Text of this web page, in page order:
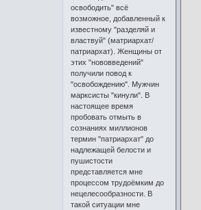
освободить" всё
возможное, добавленный к
известному "разделяй и
властвуй" (матриархат/
патриархат). Женщины от
этих "нововведений"
получили повод к
"освобождению". Мужчин
марксисты "кинули". В
настоящее время
пробовать отмыть в
сознаниях миллионов
термин "патриархат" до
надлежащей белости и
пушистости
представляется мне
процессом трудоёмким до
нецелесообразности. В
такой ситуации мне